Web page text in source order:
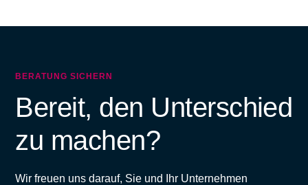
BERATUNG SICHERN
Bereit, den Unterschied
zu machen?
Wir freuen uns darauf, Sie und Ihr Unternehmen